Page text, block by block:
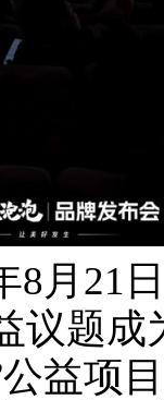
8月21
议题
益项